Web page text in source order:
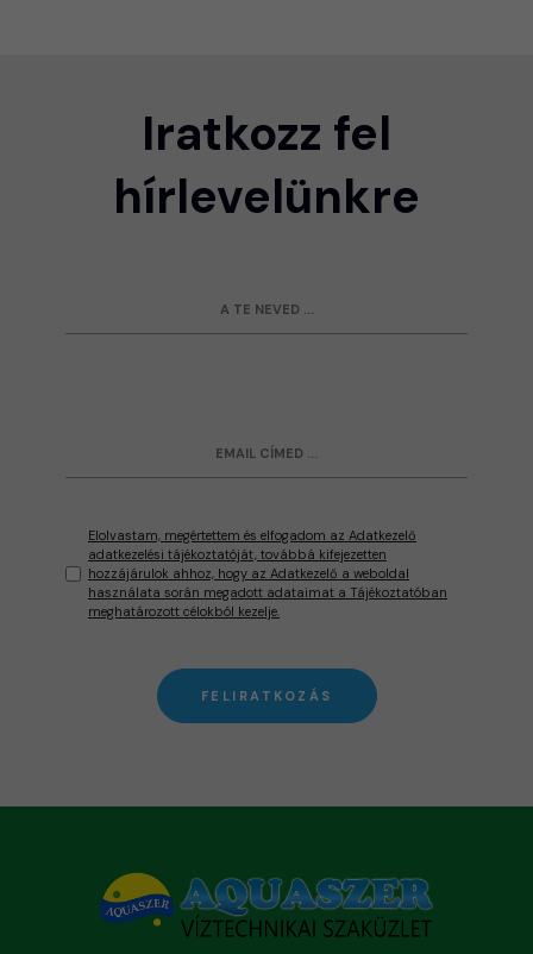
Iratkozz fel
hírlevelünkre
Elolvastam, megértettem és elfogadom az Adatkezelő
adatkezelési tájékoztatóját, továbbá kifejezetten
hozzájárulok ahhoz, hogy az Adatkezelő a weboldal
használata során megadott adataimat a Tájékoztatóban
meghatározott célokból kezelje.
FELIRATKOZÁS